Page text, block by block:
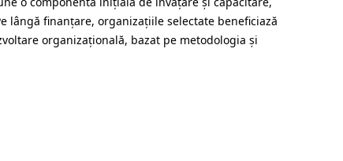
lângă finanțare, organizațiile selectate beneficiază
organizațională, bazat pe metodologia și